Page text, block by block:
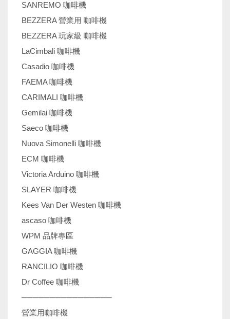
SANREMO 咖啡機
BEZZERA 營業用 咖啡機
BEZZERA 玩家級 咖啡機
LaCimbali 咖啡機
Casadio 咖啡機
FAEMA 咖啡機
CARIMALI 咖啡機
Gemilai 咖啡機
Saeco 咖啡機
Nuova Simonelli 咖啡機
ECM 咖啡機
Victoria Arduino 咖啡機
SLAYER 咖啡機
Kees Van Der Westen 咖啡機
ascaso 咖啡機
WPM 品牌專區
GAGGIA 咖啡機
RANCILIO 咖啡機
Dr Coffee 咖啡機
────────────────
營業用咖啡機